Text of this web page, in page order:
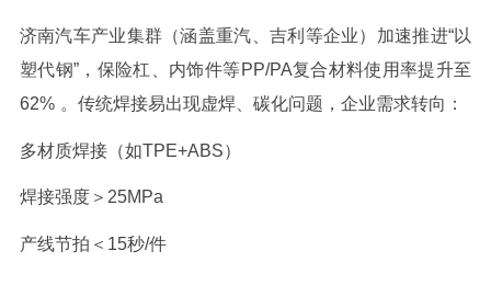
济南汽车产业集群（涵盖重汽、吉利等企业）加速推进“以
塑代钢”，保险杠、内饰件等PP/PA复合材料使用率提升至
62% 。传统焊接易出现虚焊、碳化问题，企业需求转向：
多材质焊接（如TPE+ABS）
焊接强度＞ 25MPa
产线节拍＜ 15秒/件